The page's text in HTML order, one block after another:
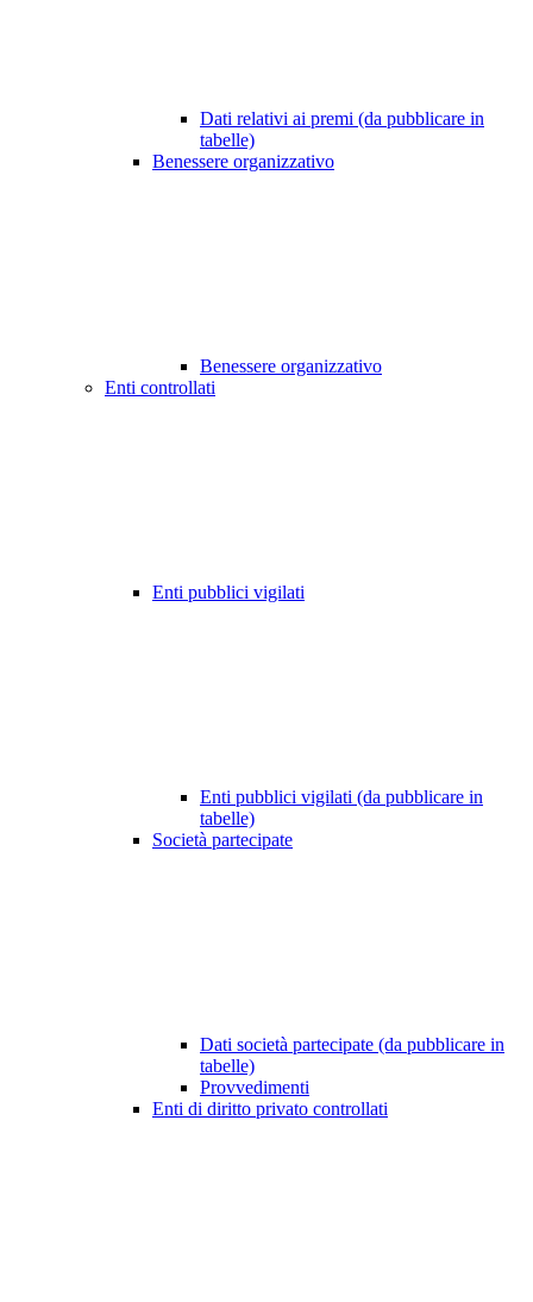
Dati relativi ai premi (da pubblicare in
tabelle)
Benessere organizzativo
Benessere organizzativo
Enti controllati
Enti pubblici vigilati
Enti pubblici vigilati (da pubblicare in
tabelle)
Società partecipate
Dati società partecipate (da pubblicare in
tabelle)
Provvedimenti
Enti di diritto privato controllati